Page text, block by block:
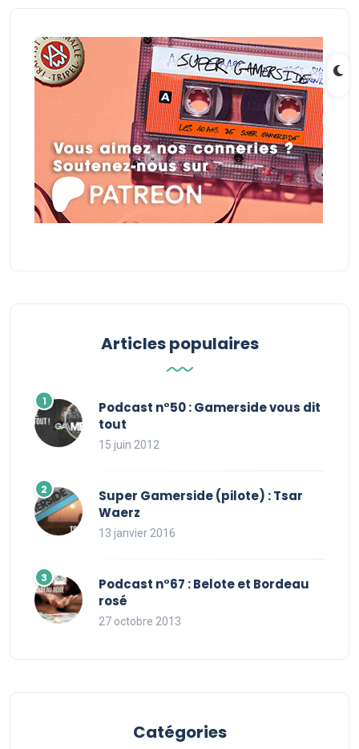
Articles populaires
Podcast n°50 : Gamerside vous dit
tout
15 juin 2012
Super Gamerside (pilote) : Tsar
Waerz
13 janvier 2016
Podcast n°67 : Belote et Bordeau
rosé
27 octobre 2013
Catégories